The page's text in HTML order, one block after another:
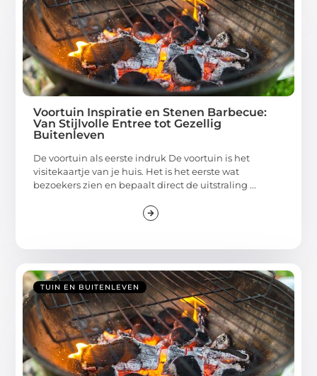
Voortuin Inspiratie en Stenen Barbecue:
Van Stijlvolle Entree tot Gezellig
Buitenleven
De voortuin als eerste indruk De voortuin is het
visitekaartje van je huis. Het is het eerste wat
bezoekers zien en bepaalt direct de uitstraling ...
TUIN EN BUITENLEVEN